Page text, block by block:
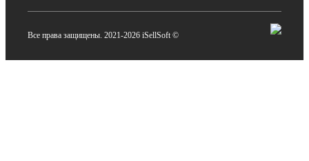
Все права защищены. 2021-2026 iSellSoft ©